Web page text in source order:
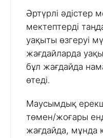
Әртүрлі әдістер
мектептерді
уақыты өзгеруі
жағдайларда
бұл жағдайда
өтеді.
Маусымдық
төмен/жоғары
жағдайда, мұнда